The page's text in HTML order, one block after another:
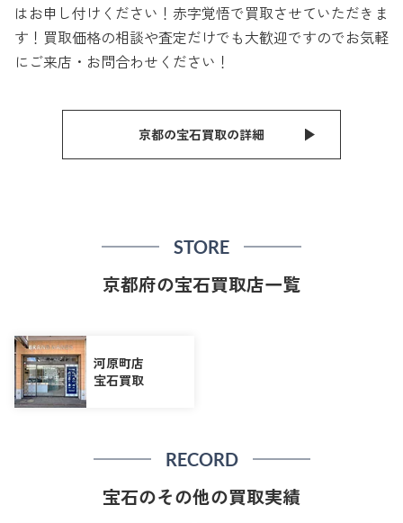
はお申し付けください！赤字覚悟で買取させていただきま
す！買取価格の相談や査定だけでも大歓迎ですのでお気軽
にご来店・お問合わせください！
京都の宝石買取の詳細
STORE
京都府の宝石買取店一覧
河原町店
宝石買取
RECORD
宝石のその他の買取実績